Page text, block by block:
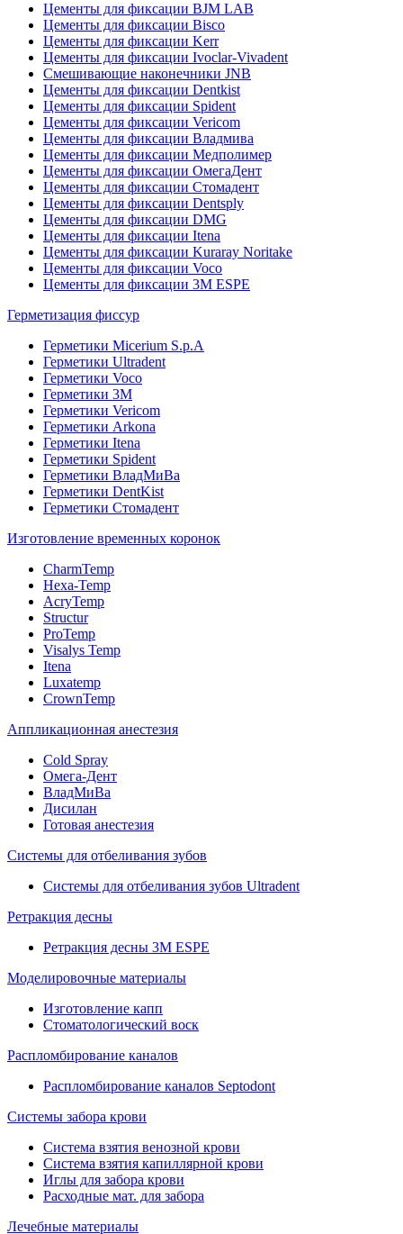
Цементы для фиксации BJM LAB
Цементы для фиксации Bisco
Цементы для фиксации Kerr
Цементы для фиксации Ivoclar-Vivadent
Смешивающие наконечники JNB
Цементы для фиксации Dentkist
Цементы для фиксации Spident
Цементы для фиксации Vericom
Цементы для фиксации Владмива
Цементы для фиксации Медполимер
Цементы для фиксации ОмегаДент
Цементы для фиксации Стомадент
Цементы для фиксации Dentsply
Цементы для фиксации DMG
Цементы для фиксации Itena
Цементы для фиксации Kuraray Noritake
Цементы для фиксации Voco
Цементы для фиксации 3M ESPE
Герметизация фиссур
Герметики Micerium S.p.A
Герметики Ultradent
Герметики Voco
Герметики 3M
Герметики Vericom
Герметики Arkona
Герметики Itena
Герметики Spident
Герметики ВладМиВа
Герметики DentKist
Герметики Стомадент
Изготовление временных коронок
CharmTemp
Hexa-Temp
AcryTemp
Structur
ProTemp
Visalys Temp
Itena
Luxatemp
CrownTemp
Аппликационная анестезия
Cold Spray
Омега-Дент
ВладМиВа
Дисилан
Готовая анестезия
Системы для отбеливания зубов
Системы для отбеливания зубов Ultradent
Ретракция десны
Ретракция десны 3M ESPE
Моделировочные материалы
Изготовление капп
Стоматологический воск
Распломбирование каналов
Распломбирование каналов Septodont
Системы забора крови
Система взятия венозной крови
Система взятия капиллярной крови
Иглы для забора крови
Расходные мат. для забора
Лечебные материалы